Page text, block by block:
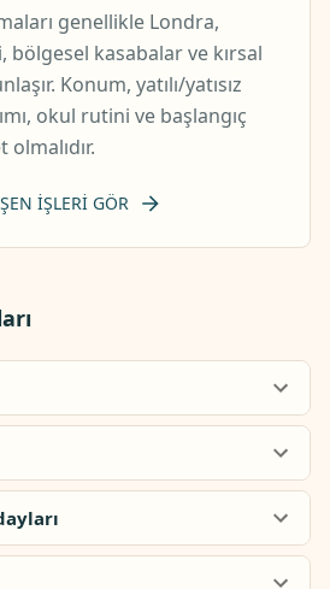
genellikle Londra,
kasabalar ve kırsal
Konum, yatılı/yatısız
okul rutini ve başlangıç
IŞLERI GÖR